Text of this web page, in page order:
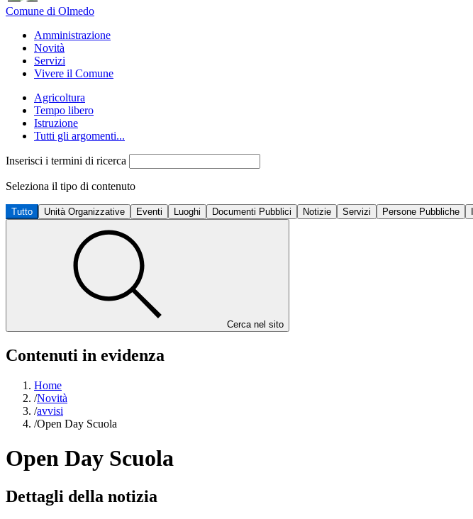
Comune di Olmedo
Amministrazione
Novità
Servizi
Vivere il Comune
Agricoltura
Tempo libero
Istruzione
Tutti gli argomenti...
Inserisci i termini di ricerca
Seleziona il tipo di contenuto
Tutto Unità Organizzative Eventi Luoghi Documenti Pubblici Notizie Servizi Persone Pubbliche
Cerca nel sito
Contenuti in evidenza
Home
/Novità
/avvisi
/Open Day Scuola
Open Day Scuola
Dettagli della notizia